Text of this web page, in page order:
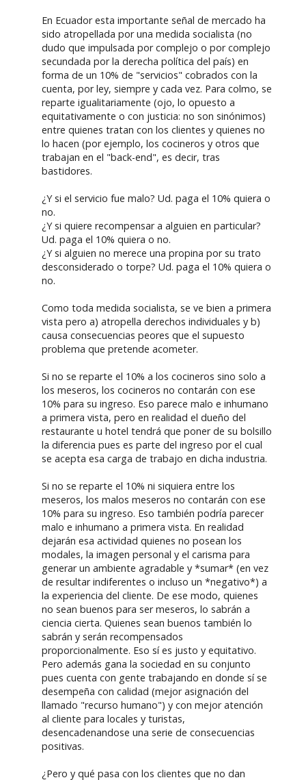
En Ecuador esta importante señal de mercado ha
sido atropellada por una medida socialista (no
dudo que impulsada por complejo o por complejo
secundada por la derecha política del país) en
forma de un 10% de "servicios" cobrados con la
cuenta, por ley, siempre y cada vez. Para colmo, se
reparte igualitariamente (ojo, lo opuesto a
equitativamente o con justicia: no son sinónimos)
entre quienes tratan con los clientes y quienes no
lo hacen (por ejemplo, los cocineros y otros que
trabajan en el "back-end", es decir, tras
bastidores.
¿Y si el servicio fue malo? Ud. paga el 10% quiera o
no.
¿Y si quiere recompensar a alguien en particular?
Ud. paga el 10% quiera o no.
¿Y si alguien no merece una propina por su trato
desconsiderado o torpe? Ud. paga el 10% quiera o
no.
Como toda medida socialista, se ve bien a primera
vista pero a) atropella derechos individuales y b)
causa consecuencias peores que el supuesto
problema que pretende acometer.
Si no se reparte el 10% a los cocineros sino solo a
los meseros, los cocineros no contarán con ese
10% para su ingreso. Eso parece malo e inhumano
a primera vista, pero en realidad el dueño del
restaurante u hotel tendrá que poner de su bolsillo
la diferencia pues es parte del ingreso por el cual
se acepta esa carga de trabajo en dicha industria.
Si no se reparte el 10% ni siquiera entre los
meseros, los malos meseros no contarán con ese
10% para su ingreso. Eso también podría parecer
malo e inhumano a primera vista. En realidad
dejarán esa actividad quienes no posean los
modales, la imagen personal y el carisma para
generar un ambiente agradable y *sumar* (en vez
de resultar indiferentes o incluso un *negativo*) a
la experiencia del cliente. De ese modo, quienes
no sean buenos para ser meseros, lo sabrán a
ciencia cierta. Quienes sean buenos también lo
sabrán y serán recompensados
proporcionalmente. Eso sí es justo y equitativo.
Pero además gana la sociedad en su conjunto
pues cuenta con gente trabajando en donde sí se
desempeña con calidad (mejor asignación del
llamado "recurso humano") y con mejor atención
al cliente para locales y turistas,
desencadenandose una serie de consecuencias
positivas.
¿Pero y qué pasa con los clientes que no dan